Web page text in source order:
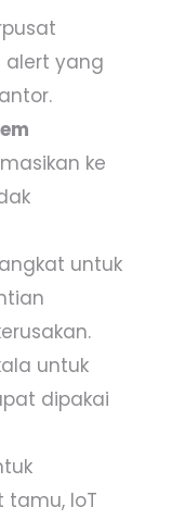
yang
ke
untuk
untuk
dipakai
tamu, IoT